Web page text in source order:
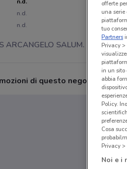
n.d.
n.d.
ARCANGELO SALUM. CENTRO
di questo negozio
offerte
una
tuo
Partners
Privacy >
in un sito
abbia
Policy.
Cosa
Privacy
Noi e i